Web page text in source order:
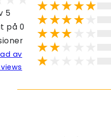
5
på 0
av